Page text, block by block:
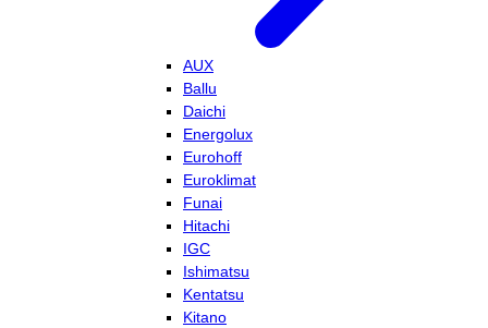
AUX
Ballu
Daichi
Energolux
Eurohoff
Euroklimat
Funai
Hitachi
IGC
Ishimatsu
Kentatsu
Kitano